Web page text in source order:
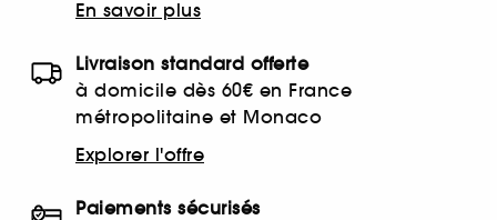
En savoir plus
Livraison standard offerte
à domicile dès 60€ en France
métropolitaine et Monaco
Explorer l'offre
Paiements sécurisés